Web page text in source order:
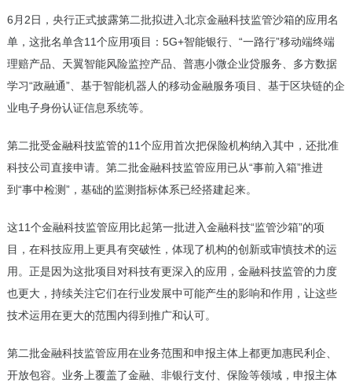
6月2日，央行正式披露第二批拟进入北京金融科技监管沙箱的应用名
单，这批名单含11个应用项目：5G+智能银行、“一路行”移动端终端
理赔产品、天翼智能风险监控产品、普惠小微企业贷服务、多方数据
学习“政融通”、基于智能机器人的移动金融服务项目、基于区块链的企
业电子身份认证信息系统等。
第二批受金融科技监管的11个应用首次把保险机构纳入其中，还批准
科技公司直接申请。第二批金融科技监管应用已从“事前入箱”推进
到“事中检测”，基础的监测指标体系已经搭建起来。
这11个金融科技监管应用比起第一批进入金融科技“监管沙箱”的项
目，在科技应用上更具有突破性，体现了机构的创新或审慎技术的运
用。正是因为这批项目对科技有更深入的应用，金融科技监管的力度
也更大，持续关注它们在行业发展中可能产生的影响和作用，让这些
技术运用在更大的范围内得到推广和认可。
第二批金融科技监管应用在业务范围和申报主体上都更加惠民利企、
开放包容。业务上覆盖了金融、非银行支付、保险等领域，申报主体